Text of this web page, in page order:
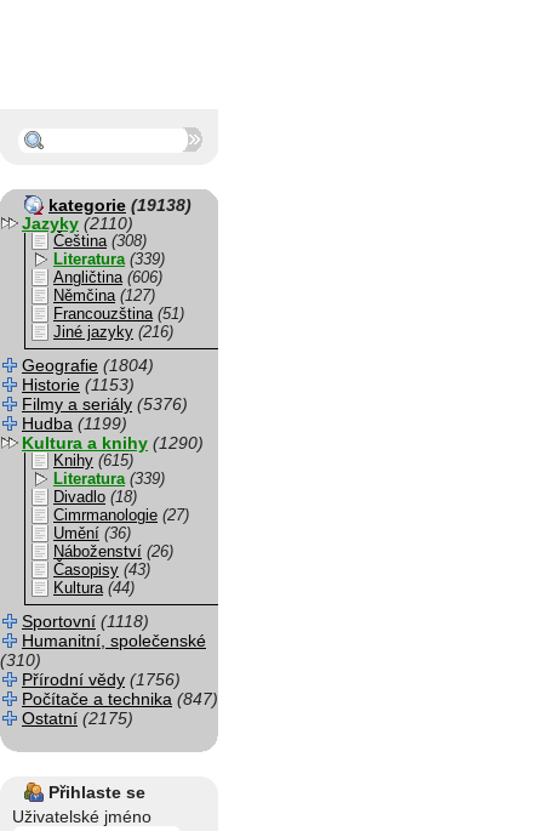
kategorie (19138)
Jazyky (2110)
Čeština (308)
Literatura (339)
Angličtina (606)
Němčina (127)
Francouzština (51)
Jiné jazyky (216)
Geografie (1804)
Historie (1153)
Filmy a seriály (5376)
Hudba (1199)
Kultura a knihy (1290)
Knihy (615)
Literatura (339)
Divadlo (18)
Cimrmanologie (27)
Umění (36)
Náboženství (26)
Časopisy (43)
Kultura (44)
Sportovní (1118)
Humanitní, společenské
(310)
Přírodní vědy (1756)
Počítače a technika (847)
Ostatní (2175)
Přihlaste se
Uživatelské jméno